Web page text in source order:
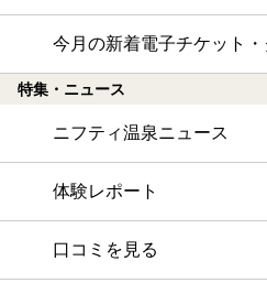
今月の新着電子チケット
特集・ニュース
ニフティ温泉ニュース
体験レポート
口コミを見る